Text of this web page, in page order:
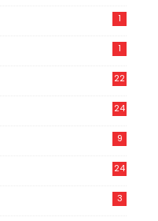
1
1
22
24
9
24
3